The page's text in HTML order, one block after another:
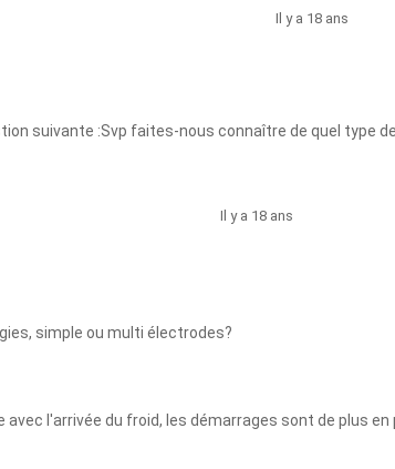
Il y a 18 ans
suivante :Svp faites-nous connaître de quel type de
Il y a 18 ans
simple ou multi électrodes?
l'arrivée du froid, les démarrages sont de plus en